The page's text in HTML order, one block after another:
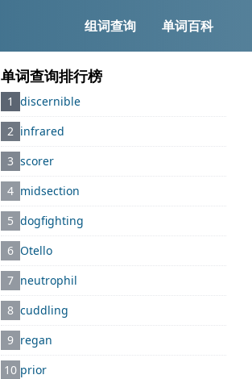
组词查询 单词百科
单词查询排行榜
1 discernible
2 infrared
3 scorer
4 midsection
5 dogfighting
6 Otello
7 neutrophil
8 cuddling
9 regan
10 prior